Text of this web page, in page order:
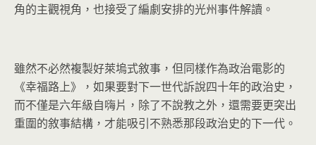
角的主觀視角，也接受了編劇安排的光州事件解讀。
雖然不必然複製好萊塢式敘事，但同樣作為政治電影的
《幸福路上》，如果要對下一世代訴說四十年的政治史，
而不僅是六年級自嗨片，除了不說教之外，還需要更突出
重圍的敘事結構，才能吸引不熟悉那段政治史的下一代。